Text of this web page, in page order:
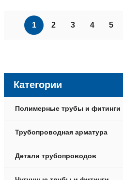
1 2 3 4 5
Категории
Полимерные трубы и фитинги
Трубопроводная арматура
Детали трубопроводов